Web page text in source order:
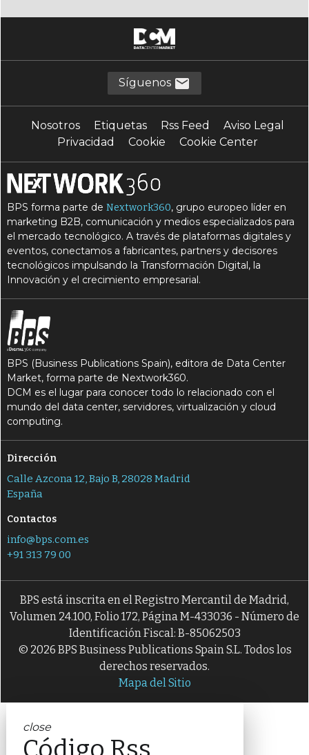
Síguenos
Nosotros Etiquetas Rss Feed
Aviso Legal
Privacidad
Cookie Cookie Center
BPS forma parte deNextwork360, grupo europeo líder en
marketing B2B, comunicación y medios especializados para
el mercado tecnológico. A través de plataformas digitales y
eventos, conectamos a fabricantes, partners y decisores
tecnológicos impulsando la Transformación Digital, la
Innovación y el crecimiento empresarial.
BPS (Business Publications Spain), editora de Data Center
Market, forma parte de Nextwork360.
DCM es el lugar para conocer todo lo relacionado con el
mundo del data center, servidores, virtualización y cloud
computing.
Dirección
Calle Azcona 12, Bajo B, 28028 Madrid
España
Contactos
info@bps.com.es
+91 313 79 00
BPS está inscrita en el Registro Mercantil de Madrid,
Volumen 24.100, Folio 172, Página M-433036 - Número de
Identificación Fiscal: B-85062503
© 2026 BPS Business Publications Spain S.L. Todos los
derechos reservados.
Mapa del Sitio
close